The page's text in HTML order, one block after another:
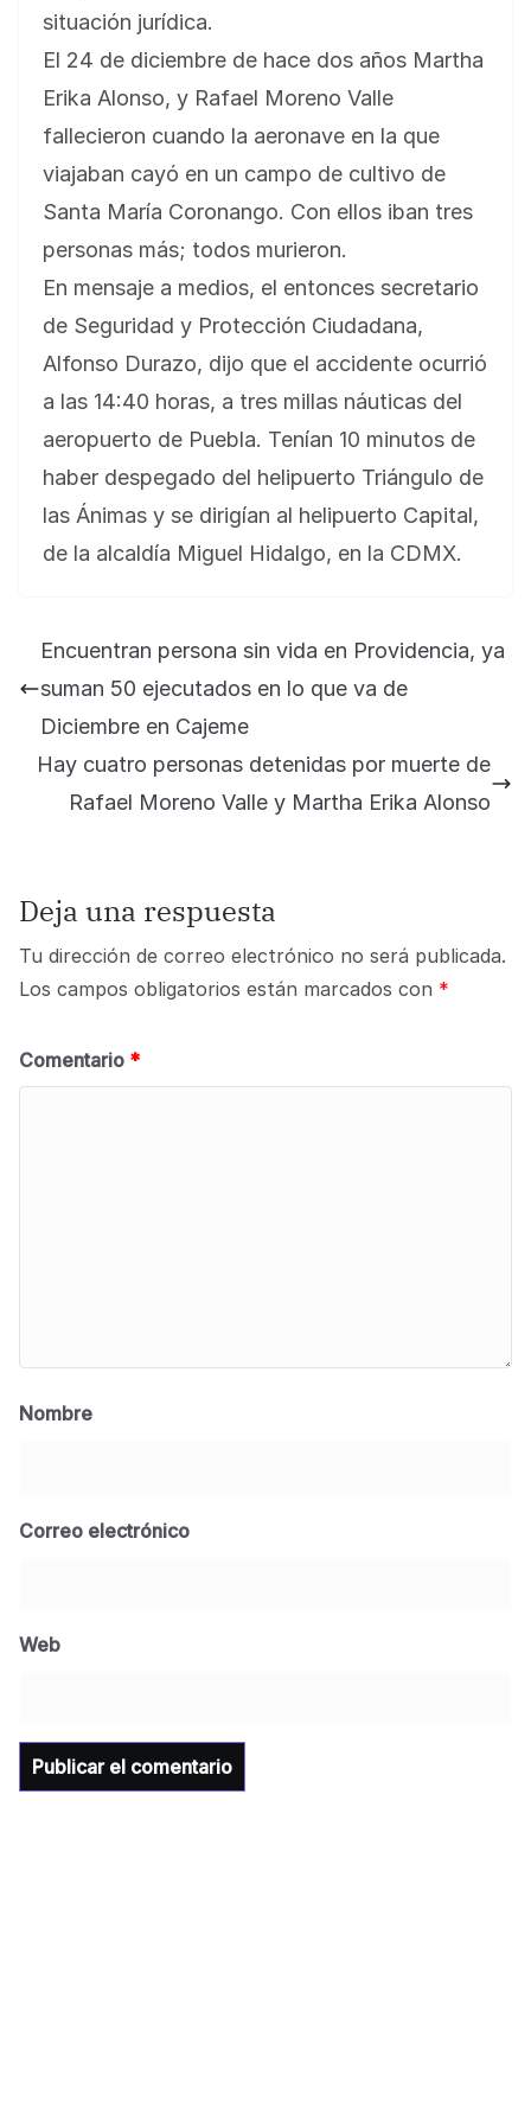
situación jurídica.
El 24 de diciembre de hace dos años Martha
Erika Alonso, y Rafael Moreno Valle
fallecieron cuando la aeronave en la que
viajaban cayó en un campo de cultivo de
Santa María Coronango. Con ellos iban tres
personas más; todos murieron.
En mensaje a medios, el entonces secretario
de Seguridad y Protección Ciudadana,
Alfonso Durazo, dijo que el accidente ocurrió
a las 14:40 horas, a tres millas náuticas del
aeropuerto de Puebla. Tenían 10 minutos de
haber despegado del helipuerto Triángulo de
las Ánimas y se dirigían al helipuerto Capital,
de la alcaldía Miguel Hidalgo, en la CDMX.
Encuentran persona sin vida en Providencia, ya
suman 50 ejecutados en lo que va de
Diciembre en Cajeme
Hay cuatro personas detenidas por muerte de
Rafael Moreno Valle y Martha Erika Alonso
Deja una respuesta
Tu dirección de correo electrónico no será publicada.
Los campos obligatorios están marcados con *
Comentario *
Nombre
Correo electrónico
Web
para la Universidad y para el municipio